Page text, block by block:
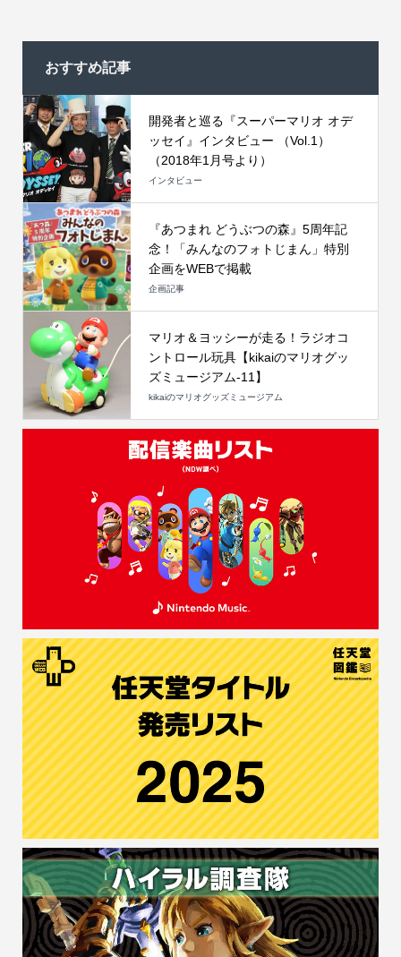
おすすめ記事
開発者と巡る『スーパーマリオ オデ
ッセイ』インタビュー （Vol.1）
（2018年1月号より）
インタビュー
『あつまれ どうぶつの森』5周年記
念！「みんなのフォトじまん」特別
企画をWEBで掲載
企画記事
マリオ＆ヨッシーが走る！ラジオコ
ントロール玩具【kikaiのマリオグッ
ズミュージアム-11】
kikaiのマリオグッズミュージアム